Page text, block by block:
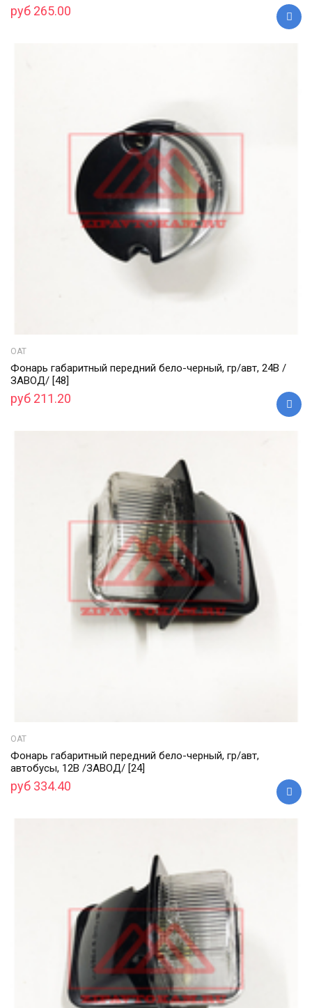
руб 265.00
ОАТ
Фонарь габаритный передний бело-черный, гр/авт, 24В /
ЗАВОД/ [48]
руб 211.20
ОАТ
Фонарь габаритный передний бело-черный, гр/авт,
автобусы, 12В /ЗАВОД/ [24]
руб 334.40